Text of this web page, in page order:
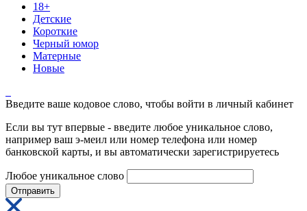
18+
Детские
Короткие
Черный юмор
Матерные
Новые
Введите ваше кодовое слово, чтобы войти в личный кабинет
Если вы тут впервые - введите любое уникальное слово,
например ваш э-меил или номер телефона или номер
банковской карты, и вы автоматически зарегистрируетесь
Любое уникальное слово
Отправить